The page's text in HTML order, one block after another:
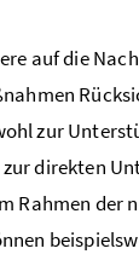
auf die
zur
direkten
Rahmen der